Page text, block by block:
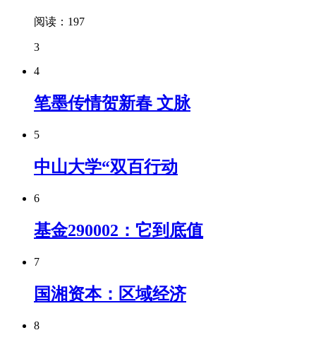
阅读：197
3
4
笔墨传情贺新春 文脉
5
中山大学“双百行动
6
基金290002：它到底值
7
国湘资本：区域经济
8